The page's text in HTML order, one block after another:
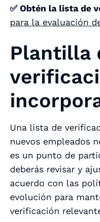
✅ Obtén la lista de
para la evaluación
Plantilla
Una lista de
nuevos empleados
es un punto de
deberás revisar y
acuerdo con las
evolución para
verificación